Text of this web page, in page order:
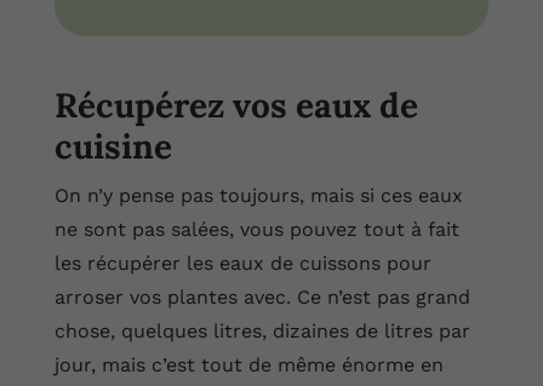
Récupérez vos eaux de
cuisine
On n’y pense pas toujours, mais si ces eaux
ne sont pas salées, vous pouvez tout à fait
les récupérer les eaux de cuissons pour
arroser vos plantes avec. Ce n’est pas grand
chose, quelques litres, dizaines de litres par
jour, mais c’est tout de même énorme en